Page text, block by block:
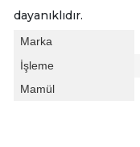
dayanıklıdır.
Marka
İşleme
Mamül